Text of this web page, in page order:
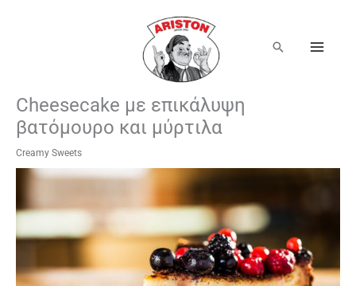
Αναζήτηση
Cheesecake με επικάλυψη
βατόμουρο και μύρτιλα
Creamy Sweets